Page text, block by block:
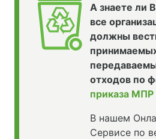
А знаете ли
все
должны
отходов по
приказа
В нашем
Сервисе по